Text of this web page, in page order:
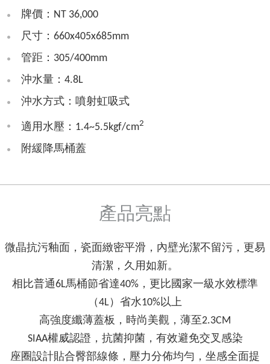
牌價：NT 36,000
尺寸：660x405x685mm
管距：305/400mm
沖水量：4.8L
沖水方式：噴射虹吸式
適用水壓：1.4~5.5kgf/cm2
附緩降馬桶蓋
產品亮點
微晶抗污釉面，瓷面緻密平滑，內壁光潔不留污，更易
清潔，久用如新。
相比普通6L馬桶節省達40%，更比國家一級水效標準
（4L）省水10%以上
高強度纖薄蓋板，時尚美觀，薄至2.3CM
SIAA權威認證，抗菌抑菌，有效避免交叉感染
座圈設計貼合臀部線條，壓力分佈均勻，坐感全面提